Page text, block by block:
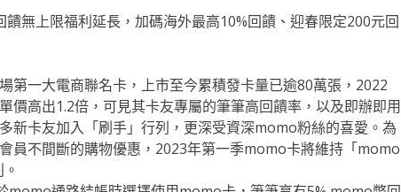
無上限福利延長，加碼海外最高10%回饋、迎春限定200元回
第一大電商聯名卡，上市至今累積發卡量已逾80萬張，2022
價高出1.2倍，可見其卡友專屬的筆筆高回饋率，以及即辦即用
新卡友加入「刷手」行列，更深受資深momo粉絲的喜愛。為
員不間斷的購物優惠，2023年第一季momo卡將維持「momo